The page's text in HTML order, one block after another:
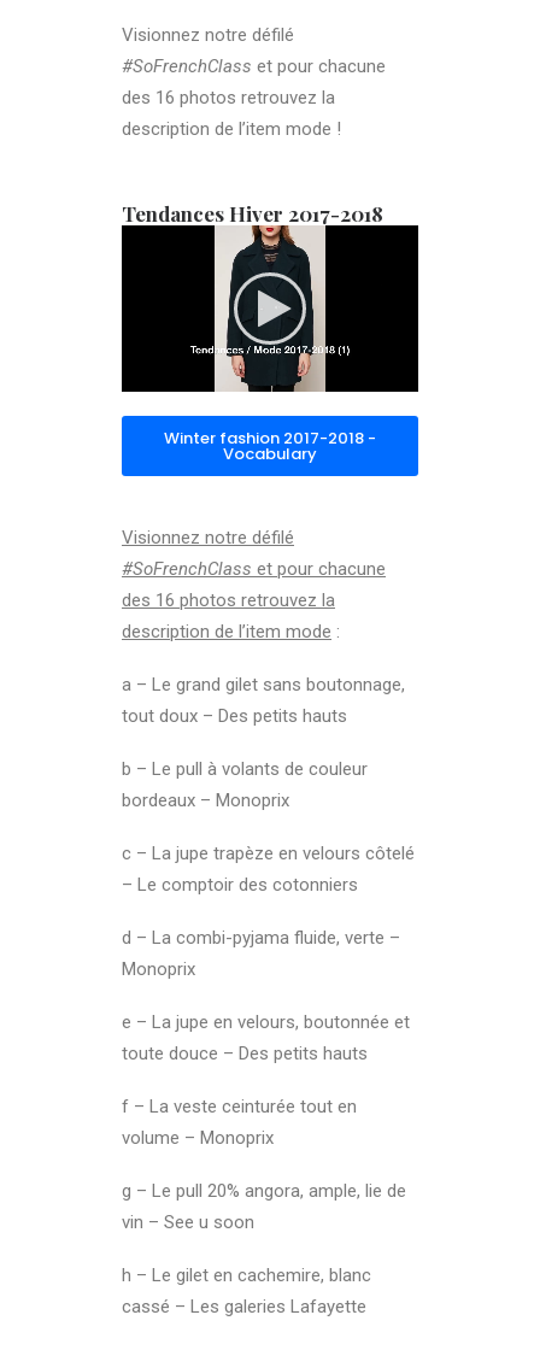
Visionnez notre défilé
#SoFrenchClass et pour chacune
des 16 photos retrouvez la
description de l’item mode !
Tendances Hiver 2017-2018
Winter fashion 2017-2018 -
Vocabulary
Visionnez notre défilé
#SoFrenchClass et pour chacune
des 16 photos retrouvez la
description de l’item mode :
a – Le grand gilet sans boutonnage,
tout doux – Des petits hauts
b – Le pull à volants de couleur
bordeaux – Monoprix
c – La jupe trapèze en velours côtelé
– Le comptoir des cotonniers
d – La combi-pyjama fluide, verte –
Monoprix
e – La jupe en velours, boutonnée et
toute douce – Des petits hauts
f – La veste ceinturée tout en
volume – Monoprix
g – Le pull 20% angora, ample, lie de
vin – See u soon
h – Le gilet en cachemire, blanc
cassé – Les galeries Lafayette